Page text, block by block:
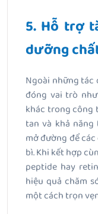
5. Hỗ trợ
dưỡng
Ngoài những tác
đóng vai trò
khác trong công
tan và khả
mở đường để
bì. Khi kết hợp
peptide hay
hiệu quả chăm
một cách trọn